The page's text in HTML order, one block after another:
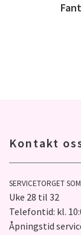
Kontakt
SERVICETORGET
Uke 28 til 32
Telefontid: kl.
Åpningstid